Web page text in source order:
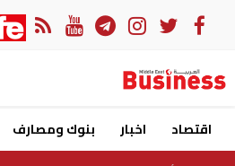
اقتصاد اخبار بنوك ومصارف